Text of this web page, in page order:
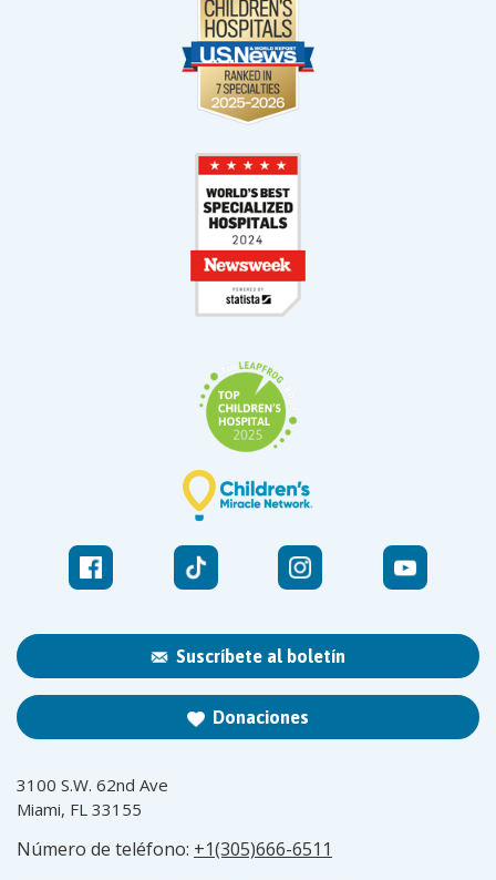
Suscríbete al boletín
Donaciones
3100 S.W. 62nd Ave
Miami, FL 33155
Número de teléfono: +1(305)666-6511